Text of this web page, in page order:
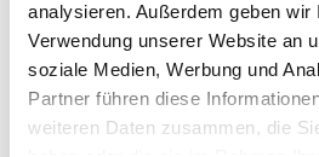
analysieren. Außerdem geben
Verwendung unserer Website an
soziale Medien, Werbung und
Partner führen diese
weiteren Daten zusammen, die
Umrechnungsfaktoren